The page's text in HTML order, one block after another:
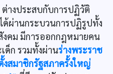
างประสบกับการปฏิวัติ
ผ่านกระบวนการปฏิรูปทั้ง
งคม มีการออกกฎหมายคน
ด็ก รวมทั้งผ่านร่างพระราช
สมาชิกรัฐสภาครั้งใหญ่